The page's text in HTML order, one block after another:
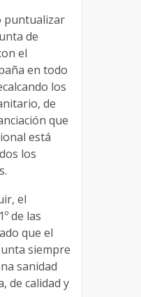
de
el
en todo
los
de
que
está
los
el
de las
que el
siempre
sanidad
de calidad y